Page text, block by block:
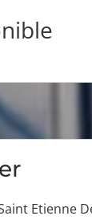
Etienne